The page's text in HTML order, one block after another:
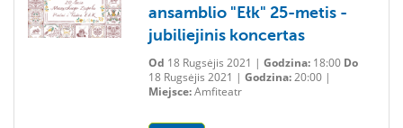
ansamblio "Ełk" 25-metis -
jubiliejinis koncertas
Od 18 Rugsėjis 2021 | Godzina:18:00 Do
18 Rugsėjis 2021 | Godzina:20:00 |
Miejsce:Amfiteatr